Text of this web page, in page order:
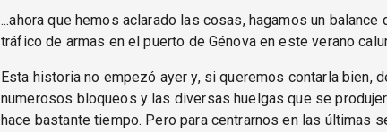
...ahora que hemos aclarado las cosas, hagamos un balance
tráfico de armas en el puerto de Génova en este verano
Esta historia no empezó ayer y, si queremos contarla bien,
numerosos bloqueos y las diversas huelgas que se
hace bastante tiempo. Pero para centrarnos en las últimas